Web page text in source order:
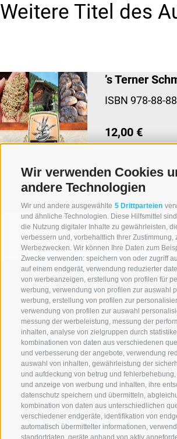
Wir verwenden Cookies
andere Technologien
Wir und andere ausgewählte 5 Drittparteien
und ähnliche Technologien. Diese Hilfsmittel
die Nutzung digitaler Inhalte zu gewährleisten,
verbessern und, vorbehaltlich Ihrer Zustimmung,
Werbezwecken. Wir können Ihre Daten zum
Zwecke verwenden: speichern von oder zugriff
auf einem endgerät, verwendung reduzierter
von werbeanzeigen, erstellung von profilen für
werbung, verwendung von profilen zur auswahl
werbung, erstellung von profilen zur
verwendung von profilen zur auswahl
messung der werbeleistung, messung der
inhalten, analyse von zielgruppen durch
kombinationen von daten aus verschiedenen
und verbesserung der angebote, verwendung
auswahl von inhalten, gewährleistung der
und aufdeckung von betrug und
und anzeige von werbung und inhalten, ihre
datenschutz speichern und übermitteln,
kombination von daten aus unterschiedlichen
verschiedener endgeräte, identifikation von
automatisch übermittelter informationen,
Weitere Titel des
’s Terner
ISBN 978-88-
12,00 €
Mehr
A. WEGER
Universitäts-Buchhandlung Brixen
Weißenturmgasse 5
I-39042 Brixen (BZ)
UID
Tel.:+39 0472 836164